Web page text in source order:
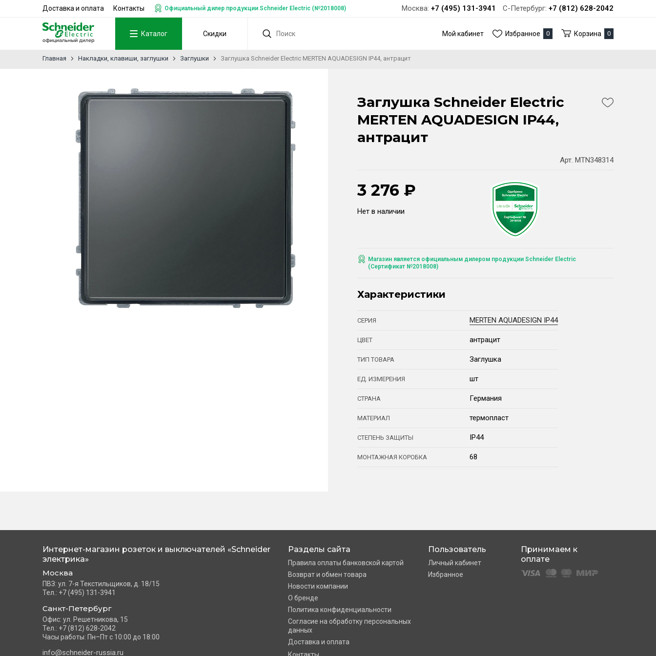
Доставка и оплата Контакты Официальный дилер продукции Schneider Electric (№2018008) Москва: +7 (495) 131-3941 С-Петербург: +7 (812) 628-2042
Каталог Скидки Мой кабинет Избранное 0 Корзина 0
Главная Накладки, клавиши, заглушки Заглушки Заглушка Schneider Electric MERTEN AQUADESIGN IP44, антрацит
Заглушка Schneider Electric
MERTEN AQUADESIGN IP44,
антрацит
Арт. MTN348314
3 276 ₽
Нет в наличии
Магазин является официальным дилером продукции Schneider Electric
(Сертификат №2018008)
Характеристики
СЕРИЯ MERTEN AQUADESIGN IP44
ЦВЕТ антрацит
ТИП ТОВАРА Заглушка
ЕД. ИЗМЕРЕНИЯ шт
СТРАНА Германия
МАТЕРИАЛ термопласт
СТЕПЕНЬ ЗАЩИТЫ IP44
МОНТАЖНАЯ КОРОБКА 68
Интернет-магазин розеток и выключателей «Schneider
электрика»
Москва
ПВЗ: ул. 7-я Текстильщиков, д. 18/15
Тел.: +7 (495) 131-3941
Санкт-Петербург
Офис: ул. Решетникова, 15
Тел.: +7 (812) 628-2042
Часы работы: Пн–Пт с 10:00 до 18:00
info@schneider-russia.ru
Разделы сайта
Правила оплаты банковской картой
Возврат и обмен товара
Новости компании
О бренде
Политика конфиденциальности
Согласие на обработку персональных
данных
Доставка и оплата
Пользователь
Личный кабинет
Избранное
Принимаем к
оплате